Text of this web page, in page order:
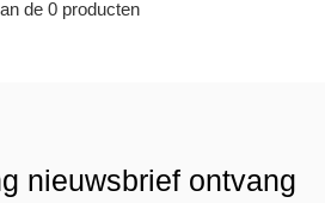
de 0 producten
nieuwsbrief ontvang